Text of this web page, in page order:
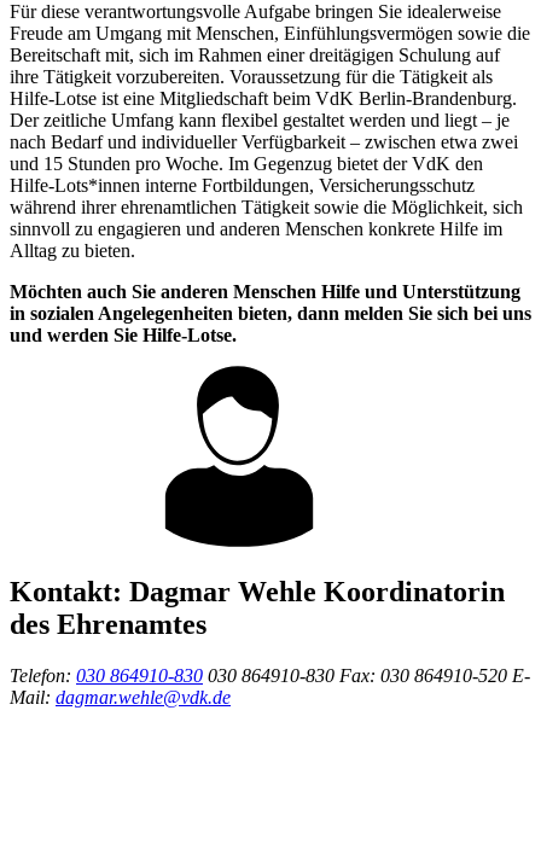
Für diese verantwortungsvolle Aufgabe bringen Sie idealerweise
Freude am Umgang mit Menschen, Einfühlungsvermögen sowie die
Bereitschaft mit, sich im Rahmen einer dreitägigen Schulung auf
ihre Tätigkeit vorzubereiten. Voraussetzung für die Tätigkeit als
Hilfe-Lotse ist eine Mitgliedschaft beim VdK Berlin-Brandenburg.
Der zeitliche Umfang kann flexibel gestaltet werden und liegt – je
nach Bedarf und individueller Verfügbarkeit – zwischen etwa zwei
und 15 Stunden pro Woche. Im Gegenzug bietet der VdK den
Hilfe-Lots*innen interne Fortbildungen, Versicherungsschutz
während ihrer ehrenamtlichen Tätigkeit sowie die Möglichkeit, sich
sinnvoll zu engagieren und anderen Menschen konkrete Hilfe im
Alltag zu bieten.
Möchten auch Sie anderen Menschen Hilfe und Unterstützung
in sozialen Angelegenheiten bieten, dann melden Sie sich bei uns
und werden Sie Hilfe-Lotse.
Kontakt: Dagmar Wehle Koordinatorin
des Ehrenamtes
Telefon: 030 864910-830 030 864910-830 Fax: 030 864910-520 E-
Mail: dagmar.wehle@vdk.de